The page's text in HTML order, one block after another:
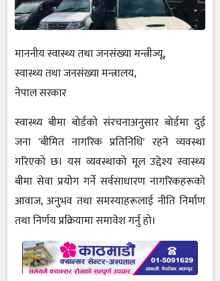
माननीय स्वास्थ्य तथा जनसंख्या मन्त्रीज्यू,
स्वास्थ्य तथा जनसंख्या मन्त्रालय,
नेपाल सरकार
स्वास्थ्य बीमा बोर्डको संरचनाअनुसार बोर्डमा दुई
जना 'बीमित नागरिक प्रतिनिधि' रहने व्यवस्था
गरिएको छ। यस व्यवस्थाको मूल उद्देश्य स्वास्थ्य
बीमा सेवा प्रयोग गर्ने सर्वसाधारण नागरिकहरूको
आवाज, अनुभव तथा समस्याहरूलाई नीति निर्माण
तथा निर्णय प्रक्रियामा समावेश गर्नु हो।